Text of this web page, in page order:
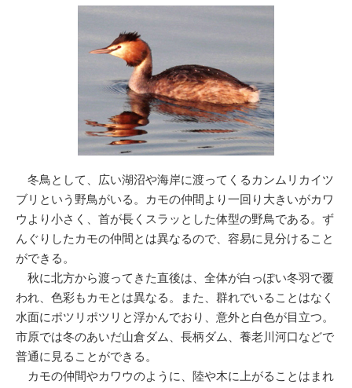
冬鳥として、広い湖沼や海岸に渡ってくるカンムリカイツ
ブリという野鳥がいる。カモの仲間より一回り大きいがカワ
ウより小さく、首が長くスラッとした体型の野鳥である。ず
んぐりしたカモの仲間とは異なるので、容易に見分けること
ができる。
秋に北方から渡ってきた直後は、全体が白っぽい冬羽で覆
われ、色彩もカモとは異なる。また、群れでいることはなく
水面にポツリポツリと浮かんでおり、意外と白色が目立つ。
市原では冬のあいだ山倉ダム、長柄ダム、養老川河口などで
普通に見ることができる。
カモの仲間やカワウのように、陸や木に上がることはまれ